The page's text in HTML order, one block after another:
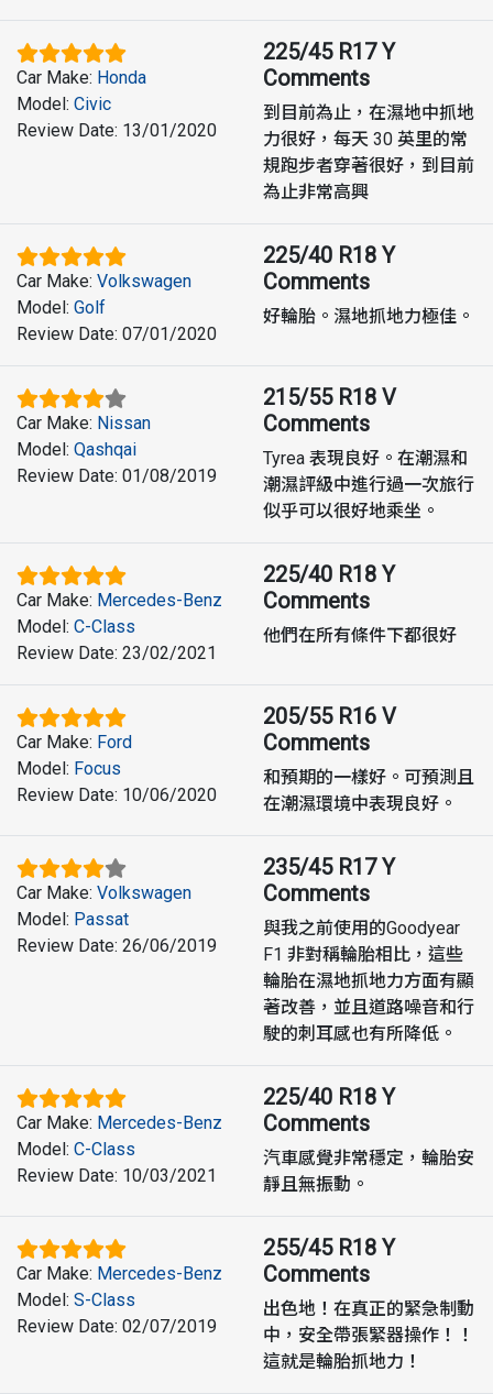
Car Make: Honda
Model: Civic
Review Date: 13/01/2020
225/45 R17 Y
Comments
到目前為止，在濕地中抓地
力很好，每天 30 英里的常
規跑步者穿著很好，到目前
為止非常高興
Car Make: Volkswagen
Model: Golf
Review Date: 07/01/2020
225/40 R18 Y
Comments
好輪胎。濕地抓地力極佳。
Car Make: Nissan
Model: Qashqai
Review Date: 01/08/2019
215/55 R18 V
Comments
Tyrea 表現良好。在潮濕和
潮濕評級中進行過一次旅行
似乎可以很好地乘坐。
Car Make: Mercedes-Benz
Model: C-Class
Review Date: 23/02/2021
225/40 R18 Y
Comments
他們在所有條件下都很好
Car Make: Ford
Model: Focus
Review Date: 10/06/2020
205/55 R16 V
Comments
和預期的一樣好。可預測且
在潮濕環境中表現良好。
Car Make: Volkswagen
Model: Passat
Review Date: 26/06/2019
235/45 R17 Y
Comments
與我之前使用的Goodyear
F1 非對稱輪胎相比，這些
輪胎在濕地抓地力方面有顯
著改善，並且道路噪音和行
駛的刺耳感也有所降低。
Car Make: Mercedes-Benz
Model: C-Class
Review Date: 10/03/2021
225/40 R18 Y
Comments
汽車感覺非常穩定，輪胎安
靜且無振動。
Car Make: Mercedes-Benz
Model: S-Class
Review Date: 02/07/2019
255/45 R18 Y
Comments
出色地！在真正的緊急制動
中，安全帶張緊器操作！！
這就是輪胎抓地力！